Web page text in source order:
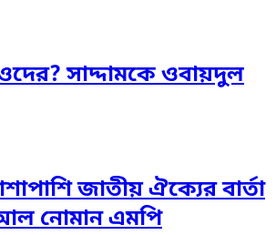
সাদ্দামকে ওবায়দুল
জাতীয় ঐক্যের বার্তা
নোমান এমপি